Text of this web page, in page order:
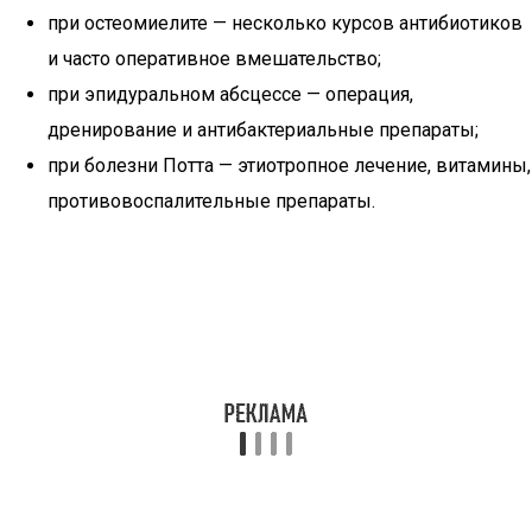
при остеомиелите — несколько курсов антибиотиков
и часто оперативное вмешательство;
при эпидуральном абсцессе — операция,
дренирование и антибактериальные препараты;
при болезни Потта — этиотропное лечение, витамины,
противовоспалительные препараты.